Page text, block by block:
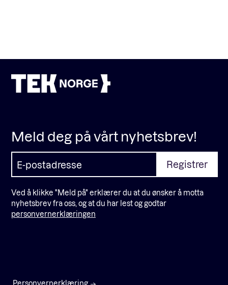
Meld deg på vårt nyhetsbrev!
Ved å klikke "Meld på" erklærer du at du ønsker å motta
nyhetsbrev fra oss, og at du har lest og godtar
personvernerklæringen
Personvernerklæring